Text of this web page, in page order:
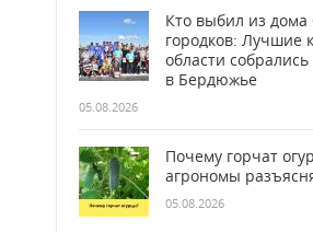
Кто выбил из
городков: Лучшие
области
в Бердюжье
05.08.2026
Почему горчат
агрономы
05.08.2026